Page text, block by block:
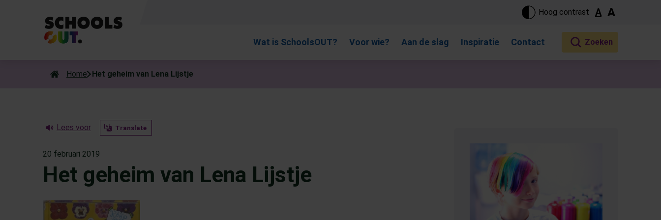
Hoog contrast A A
Wat is SchoolsOUT? Voor wie? Aan de slag Inspiratie Contact
Als de resultaten voor automatisch aanvullen beschikbaar zijn, gebruik de pijlen om omhoog en omlaag te gaan naar de gewenste pagina. Touch-apparaat gebruikers, bewegen door aanraking
Home Het geheim van Lena Lijstje
Lees voor Translate
20 februari 2019
Het geheim van Lena Lijstje